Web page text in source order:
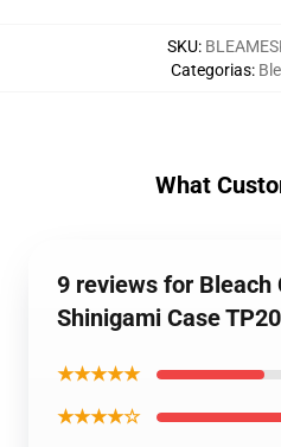
SKU:
Categorias:
What
9 reviews for Bleach
Shinigami Case
★★★★★
★★★★☆